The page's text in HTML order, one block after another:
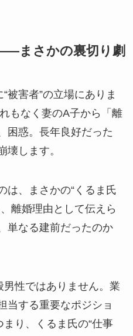
まさかの裏切り劇
被害者”の立場にありま
もなく妻のA子から「離
困惑。長年良好だった
壊します。
は、まさかの“くるま氏
離婚理由として伝えら
単なる建前だったのか
男性ではありません。業
当する重要なポジショ
まり、くるま氏の“仕事